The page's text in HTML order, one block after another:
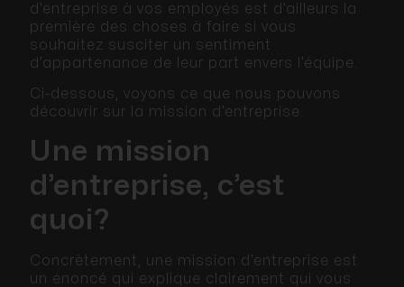
d’entreprise à vos employés est d’ailleurs la
première des choses à faire si vous
souhaitez susciter un sentiment
d’appartenance de leur part envers l’équipe.
Ci-dessous, voyons ce que nous pouvons
découvrir sur la mission d’entreprise.
Une mission
d’entreprise, c’est
quoi?
Concrètement, une mission d’entreprise est
un énoncé qui explique clairement qui vous